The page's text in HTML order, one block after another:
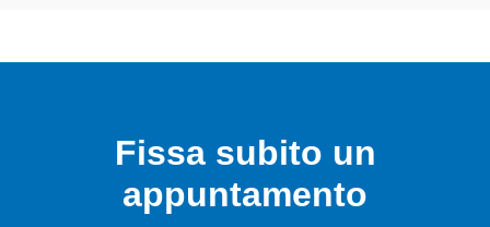
Fissa subito un
appuntamento